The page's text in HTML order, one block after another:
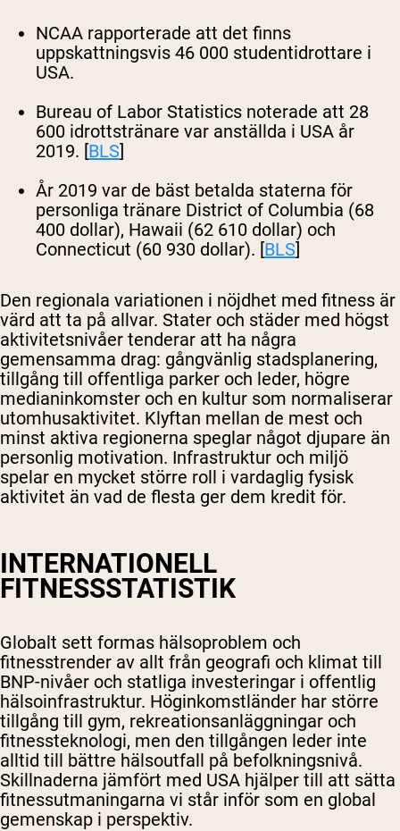
NCAA rapporterade att det finns
uppskattningsvis 46 000 studentidrottare i
USA.
Bureau of Labor Statistics noterade att 28
600 idrottstränare var anställda i USA år
2019. [BLS]
År 2019 var de bäst betalda staterna för
personliga tränare District of Columbia (68
400 dollar), Hawaii (62 610 dollar) och
Connecticut (60 930 dollar). [BLS]
Den regionala variationen i nöjdhet med fitness är
värd att ta på allvar. Stater och städer med högst
aktivitetsnivåer tenderar att ha några
gemensamma drag: gångvänlig stadsplanering,
tillgång till offentliga parker och leder, högre
medianinkomster och en kultur som normaliserar
utomhusaktivitet. Klyftan mellan de mest och
minst aktiva regionerna speglar något djupare än
personlig motivation. Infrastruktur och miljö
spelar en mycket större roll i vardaglig fysisk
aktivitet än vad de flesta ger dem kredit för.
INTERNATIONELL
FITNESSSTATISTIK
Globalt sett formas hälsoproblem och
fitnesstrender av allt från geografi och klimat till
BNP-nivåer och statliga investeringar i offentlig
hälsoinfrastruktur. Höginkomstländer har större
tillgång till gym, rekreationsanläggningar och
fitnessteknologi, men den tillgången leder inte
alltid till bättre hälsoutfall på befolkningsnivå.
Skillnaderna jämfört med USA hjälper till att sätta
fitnessutmaningarna vi står inför som en global
gemenskap i perspektiv.